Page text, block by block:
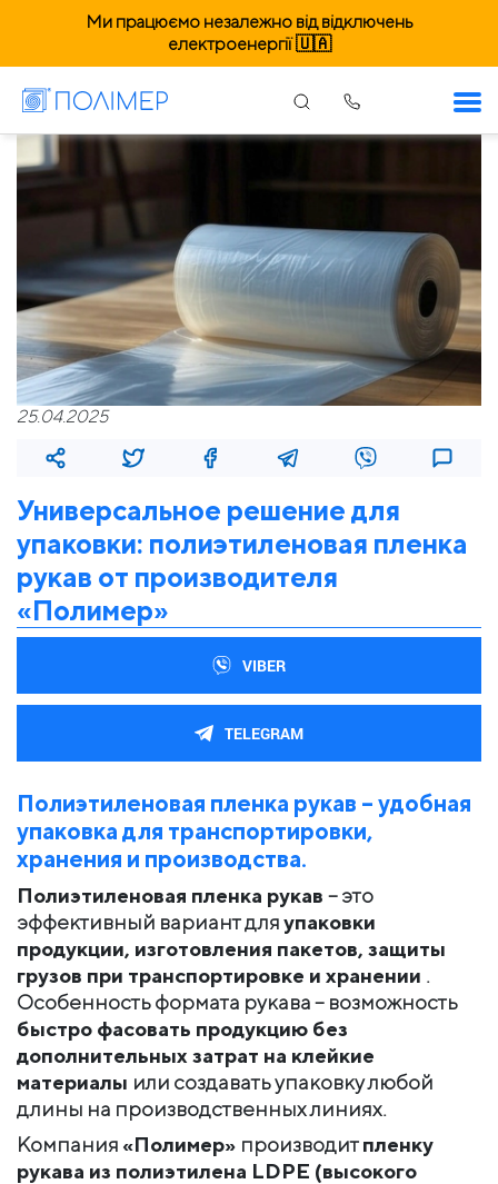
Ми працюємо незалежно від відключень
електроенергії 🇺🇦
25.04.2025
Универсальное решение для
упаковки: полиэтиленовая пленка
рукав от производителя
«Полимер»
VIBER
TELEGRAM
Полиэтиленовая пленка рукав – удобная
упаковка для транспортировки,
хранения и производства.
Полиэтиленовая пленка рукав – это
эффективный вариант дляупаковки
продукции, изготовления пакетов, защиты
грузов при транспортировке и хранении .
Особенность формата рукава – возможность
быстро фасовать продукцию без
дополнительных затрат на клейкие
материалы или создавать упаковку любой
длины на производственных линиях.
Компания «Полимер» производитпленку
рукава из полиэтилена LDPE (высокого